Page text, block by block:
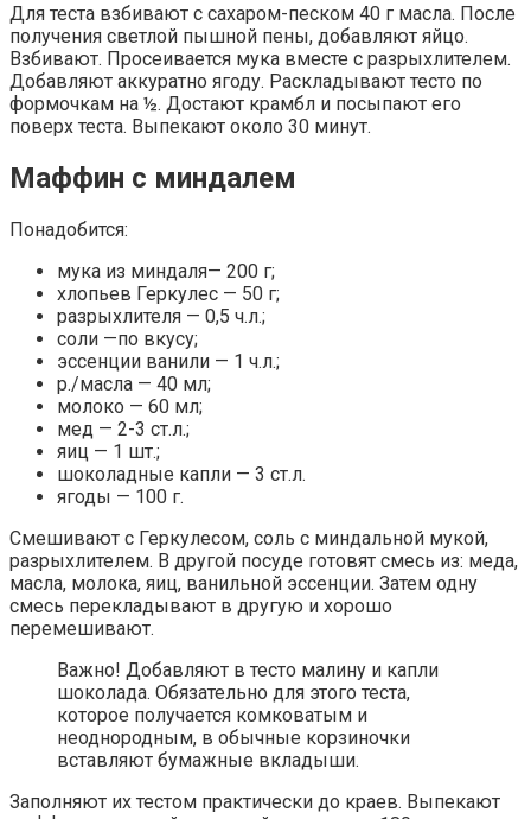
Для теста взбивают с сахаром-песком 40 г масла. После
получения светлой пышной пены, добавляют яйцо.
Взбивают. Просеивается мука вместе с разрыхлителем.
Добавляют аккуратно ягоду. Раскладывают тесто по
формочкам на ½. Достают крамбл и посыпают его
поверх теста. Выпекают около 30 минут.
Маффин с миндалем
Понадобится:
мука из миндаля— 200 г;
хлопьев Геркулес — 50 г;
разрыхлителя — 0,5 ч.л.;
соли —по вкусу;
эссенции ванили — 1 ч.л.;
р./масла — 40 мл;
молоко — 60 мл;
мед — 2-3 ст.л.;
яиц — 1 шт.;
шоколадные капли — 3 ст.л.
ягоды — 100 г.
Смешивают с Геркулесом, соль с миндальной мукой,
разрыхлителем. В другой посуде готовят смесь из: меда,
масла, молока, яиц, ванильной эссенции. Затем одну
смесь перекладывают в другую и хорошо
перемешивают.
Важно! Добавляют в тесто малину и капли
шоколада. Обязательно для этого теста,
которое получается комковатым и
неоднородным, в обычные корзиночки
вставляют бумажные вкладыши.
Заполняют их тестом практически до краев. Выпекают